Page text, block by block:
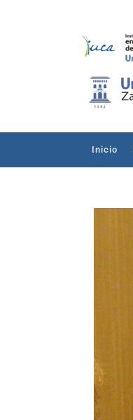
Inicio